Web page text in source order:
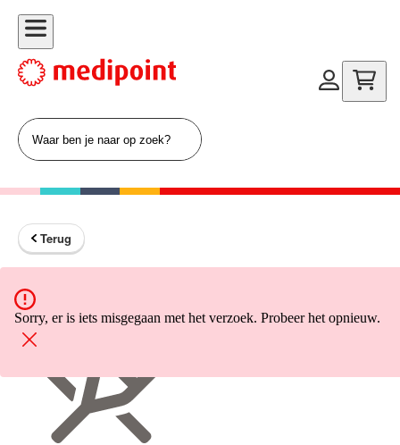
Terug
Sorry, er is iets misgegaan met het verzoek. Probeer het opnieuw.